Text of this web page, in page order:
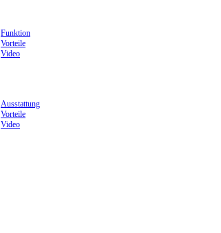
Funktion
Vorteile
Video
Ausstattung
Vorteile
Video